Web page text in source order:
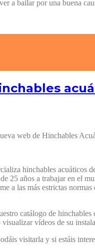
a bailar por una buena
web de Hinchables
hinchables acuáticos
25 años a trabajar en el
a las más estrictas
catálogo de
vídeos de su
visitarla y si estáis